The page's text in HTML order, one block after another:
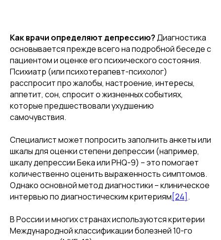
Как врачи определяют депрессию?Диагностика
основывается прежде всего на подробной беседе с
пациентом и оценке его психического состояния.
Психиатр (или психотерапевт-психолог)
расспросит про жалобы, настроение, интересы,
аппетит, сон, спросит о жизненных событиях,
которые предшествовали ухудшению
самочувствия.
Специалист может попросить заполнить анкеты или
шкалы для оценки степени депрессии (например,
шкалу депрессии Бека или PHQ-9) – это помогает
количественно оценить выраженность симптомов.
Однако основной метод диагностики – клиническое
интервью по диагностическим критериям[24] .
В России и многих странах используются критерии
Международной классификации болезней 10-го